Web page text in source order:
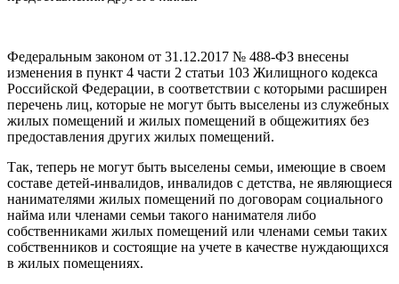
Федеральным законом от 31.12.2017 № 488-ФЗ внесены
изменения в пункт 4 части 2 статьи 103 Жилищного кодекса
Российской Федерации, в соответствии с которыми расширен
перечень лиц, которые не могут быть выселены из служебных
жилых помещений и жилых помещений в общежитиях без
предоставления других жилых помещений.
Так, теперь не могут быть выселены семьи, имеющие в своем
составе детей-инвалидов, инвалидов с детства, не являющиеся
нанимателями жилых помещений по договорам социального
найма или членами семьи такого нанимателя либо
собственниками жилых помещений или членами семьи таких
собственников и состоящие на учете в качестве нуждающихся
в жилых помещениях.